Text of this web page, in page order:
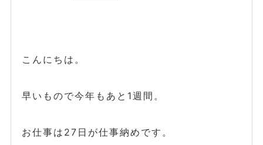
こんにちは。
早いもので今年もあと1週間。
お仕事は27日が仕事納めです。